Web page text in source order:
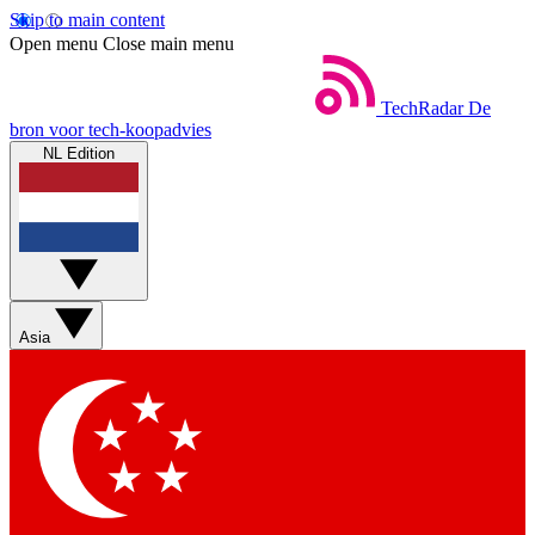
Skip to main content
Open menu Close main menu
TechRadar De
bron voor tech-koopadvies
NL Edition
Asia